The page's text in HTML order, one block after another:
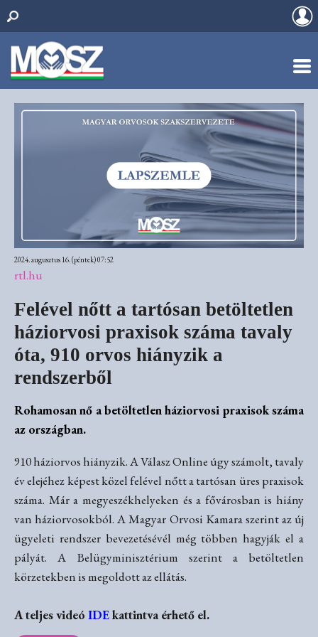
2024. augusztus 16. (péntek) 07:52
rtl.hu
Felével nőtt a tartósan betöltetlen
háziorvosi praxisok száma tavaly
óta, 910 orvos hiányzik a
rendszerből
Rohamosan nő a betöltetlen háziorvosi praxisok száma
az országban.
910 háziorvos hiányzik. A Válasz Online úgy számolt, tavaly
év elejéhez képest közel felével nőtt a tartósan üres praxisok
száma. Már a megyeszékhelyeken és a fővárosban is hiány
van háziorvosokból. A Magyar Orvosi Kamara szerint az új
ügyeleti rendszer bevezetésévél még többen hagyják el a
pályát. A Belügyminisztérium szerint a betöltetlen
körzetekben is megoldott az ellátás.
A teljes videó IDEkattintva érhető el.